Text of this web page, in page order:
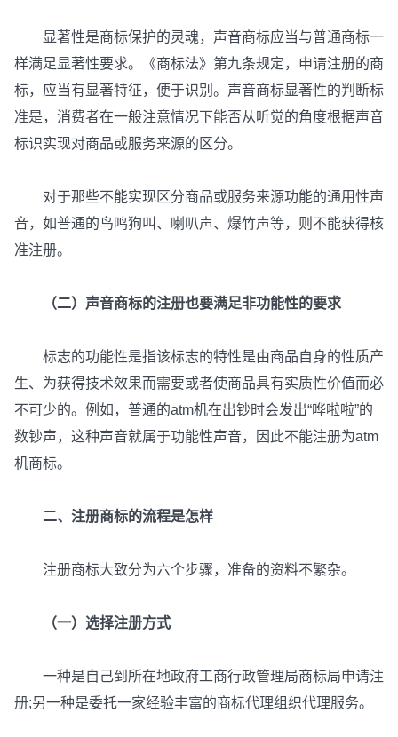
显著性是商标保护的灵魂，声音商标应当与普通商标一
样满足显著性要求。《商标法》第九条规定，申请注册的商
标，应当有显著特征，便于识别。声音商标显著性的判断标
准是，消费者在一般注意情况下能否从听觉的角度根据声音
标识实现对商品或服务来源的区分。
对于那些不能实现区分商品或服务来源功能的通用性声
音，如普通的鸟鸣狗叫、喇叭声、爆竹声等，则不能获得核
准注册。
（二）声音商标的注册也要满足非功能性的要求
标志的功能性是指该标志的特性是由商品自身的性质产
生、为获得技术效果而需要或者使商品具有实质性价值而必
不可少的。例如，普通的atm机在出钞时会发出“哗啦啦”的
数钞声，这种声音就属于功能性声音，因此不能注册为atm
机商标。
二、注册商标的流程是怎样
注册商标大致分为六个步骤，准备的资料不繁杂。
（一）选择注册方式
一种是自己到所在地政府工商行政管理局商标局申请注
册;另一种是委托一家经验丰富的商标代理组织代理服务。